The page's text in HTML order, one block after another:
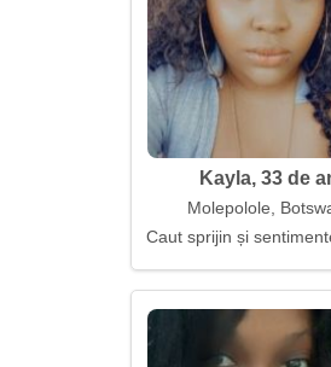
Kayla, 33 de
Molepolole,
Caut sprijin și